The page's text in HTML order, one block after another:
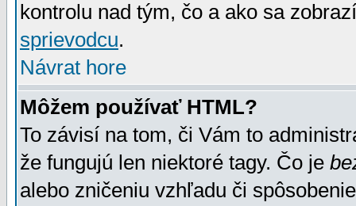
kontrolu nad tým, čo a ako sa
sprievodcu.
Návrat hore
Môžem používať HTML?
To závisí na tom, či Vám to
že fungujú len niektoré tagy. Čo je
alebo zničeniu vzhľadu či